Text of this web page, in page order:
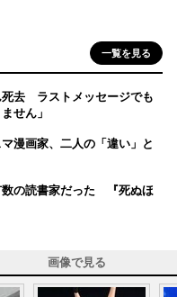
一覧を見る
死去 ラストメッセージでも
せん」
漫画家、二人の「違い」と
数の読書家だった 『死ぬほ
画像で見る